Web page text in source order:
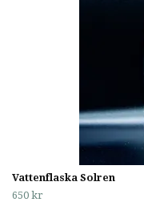
Vattenflaska Solren
650 kr